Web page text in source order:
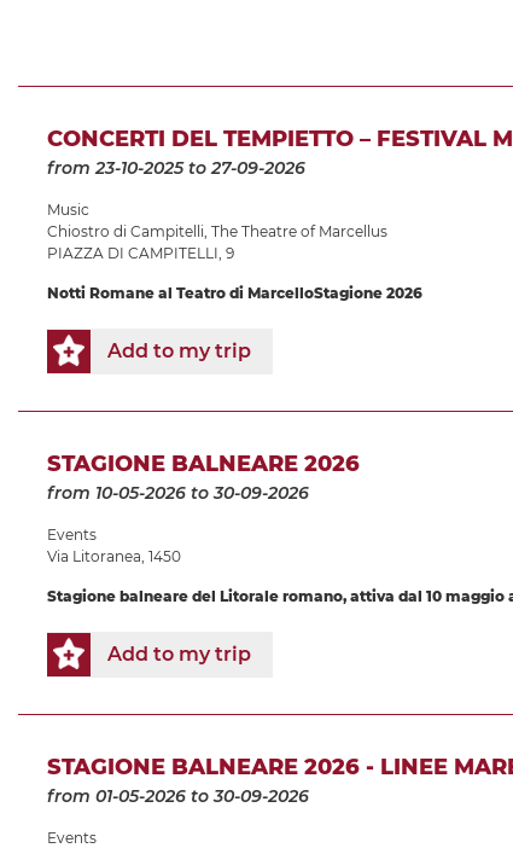
CONCERTI DEL TEMPIETTO – FESTIVAL
from 23-10-2025to 27-09-2026
Music
Chiostro di Campitelli The Theatre of Marcellus
PIAZZA DI CAMPITELLI, 9
Notti Romane al Teatro di MarcelloStagione 2026
Add to my trip
STAGIONE BALNEARE 2026
from 10-05-2026 to 30-09-2026
Events
Via Litoranea, 1450
Stagione balneare del Litorale romano, attiva dal 10 maggio
Add to my trip
STAGIONE BALNEARE 2026 - LINEE
from 01-05-2026 to 30-09-2026
Events